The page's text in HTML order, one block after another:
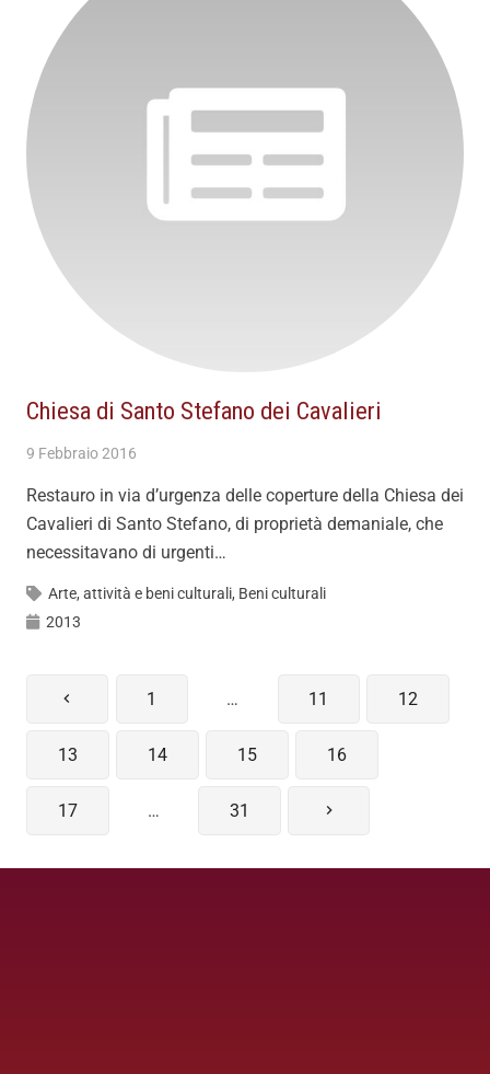
Chiesa di Santo Stefano dei Cavalieri
9 Febbraio 2016
Restauro in via d’urgenza delle coperture della Chiesa dei
Cavalieri di Santo Stefano, di proprietà demaniale, che
necessitavano di urgenti…
Arte, attività e beni culturali, Beni culturali
2013
1 … 11 12
13 14 15 16
17 … 31